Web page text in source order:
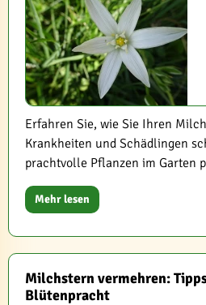
Erfahren Sie, wie Sie Ihren
Krankheiten und Schädlingen
prachtvolle Pflanzen im Garten
Mehr lesen
Milchstern vermehren:
Blütenpracht